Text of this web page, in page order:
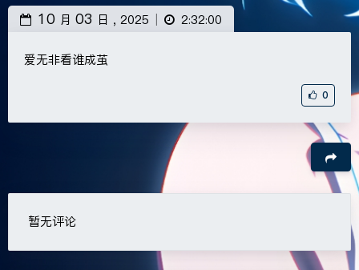
10 月 03 日 , 2025 2:32:00
爱无非看谁成茧
0
豆
暂无评论